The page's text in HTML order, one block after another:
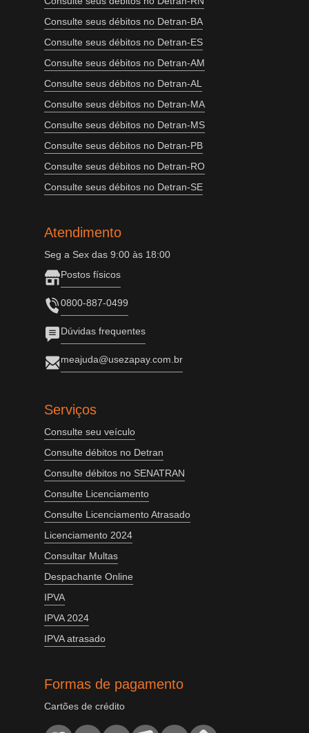
Consulte seus débitos no Detran-BA
Consulte seus débitos no Detran-ES
Consulte seus débitos no Detran-AM
Consulte seus débitos no Detran-AL
Consulte seus débitos no Detran-MA
Consulte seus débitos no Detran-MS
Consulte seus débitos no Detran-PB
Consulte seus débitos no Detran-RO
Consulte seus débitos no Detran-SE
Atendimento
Seg a Sex das 9:00 às 18:00
Postos físicos
0800-887-0499
Dúvidas frequentes
meajuda@usezapay.com.br
Serviços
Consulte seu veículo
Consulte débitos no Detran
Consulte débitos no SENATRAN
Consulte Licenciamento
Consulte Licenciamento Atrasado
Licenciamento 2024
Consultar Multas
Despachante Online
IPVA
IPVA 2024
IPVA atrasado
Formas de pagamento
Cartões de crédito